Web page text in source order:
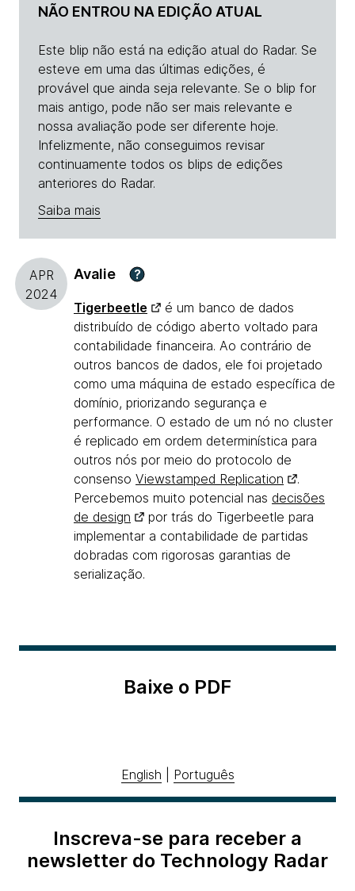
NÃO ENTROU NA EDIÇÃO ATUAL
Este blip não está na edição atual do Radar. Se
esteve em uma das últimas edições, é
provável que ainda seja relevante. Se o blip for
mais antigo, pode não ser mais relevante e
nossa avaliação pode ser diferente hoje.
Infelizmente, não conseguimos revisar
continuamente todos os blips de edições
anteriores do Radar.
Saiba mais
APR
2024
Avalie ?
Tigerbeetle
é um banco de dados
distribuído de código aberto voltado para
contabilidade financeira. Ao contrário de
outros bancos de dados, ele foi projetado
como uma máquina de estado específica de
domínio, priorizando segurança e
performance. O estado de um nó no cluster
é replicado em ordem determinística para
outros nós por meio do protocolo de
consenso Viewstamped Replication
.
Percebemos muito potencial nas decisões
de design
por trás do Tigerbeetle para
implementar a contabilidade de partidas
dobradas com rigorosas garantias de
serialização.
Baixe o PDF
English Português
Inscreva-se para receber a
newsletter do Technology Radar